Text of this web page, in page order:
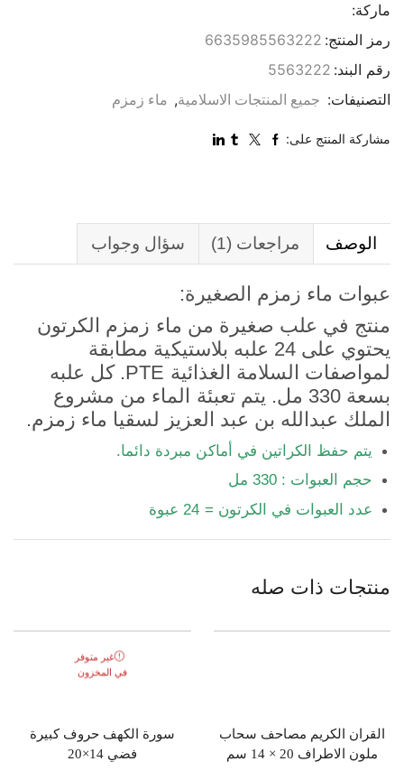
ماركة:
رمز المنتج: 6635985563222
رقم البند: 5563222
التصنيفات: جميع المنتجات الاسلامية, ماء زمزم
مشاركة المنتج على:
الوصف مراجعات (1) سؤال وجواب
عبوات ماء زمزم الصغيرة:
منتج في علب صغيرة من ماء زمزم الكرتون
يحتوي على 24 علبه بلاستيكية مطابقة
لمواصفات السلامة الغذائية PTE. كل علبه
بسعة 330 مل. يتم تعبئة الماء من مشروع
الملك عبدالله بن عبد العزيز لسقيا ماء زمزم.
يتم حفظ الكراتين في أماكن مبردة دائما.
حجم العبوات : 330 مل
عدد العبوات في الكرتون = 24 عبوة
منتجات ذات صله
القران الكريم مصاحف سحاب
ملون الاطراف 20 × 14 سم
غير متوفر
في المخزون
سورة الكهف حروف كبيرة
فضي 14×20